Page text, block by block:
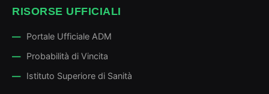
RISORSE UFFICIALI
Portale Ufficiale ADM
Probabilità di Vincita
Istituto Superiore di Sanità